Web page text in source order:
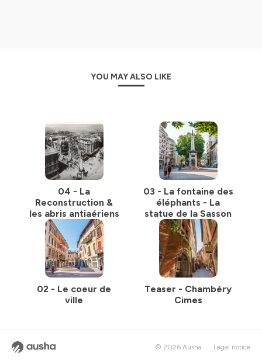
YOU MAY ALSO LIKE
04 - La
Reconstruction &
les abris antiaériens
03 - La fontaine des
éléphants - La
statue de la Sasson
02 - Le coeur de
ville
Teaser - Chambéry
Cimes
© 2026 Ausha Legal notice